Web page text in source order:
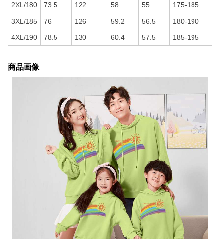
2XL/180 73.5 122 58 55 175-185
3XL/185 76 126 59.2 56.5 180-190
4XL/190 78.5 130 60.4 57.5 185-195
商品画像